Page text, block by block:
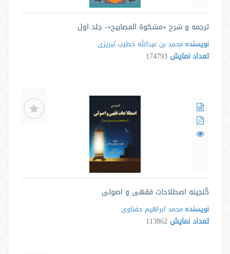
ترجمه و شرح «مشکوة المصابیح»- جلد اول
نویسنده محمد بن عبدالله خطیب تبریزی
تعداد نمایش 174793
گنجینه اصطلاحات فقهی و اصولی
نویسنده محمد ابراهیم حفناوی
تعداد نمایش 113862